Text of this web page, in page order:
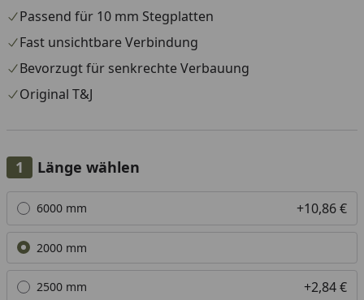
Passend für 10 mm Stegplatten
Fast unsichtbare Verbindung
Bevorzugt für senkrechte Verbauung
Original T&J
Länge wählen
Alle anzeigen (4)
6000 mm +10,86 €
2000 mm
2500 mm +2,84 €